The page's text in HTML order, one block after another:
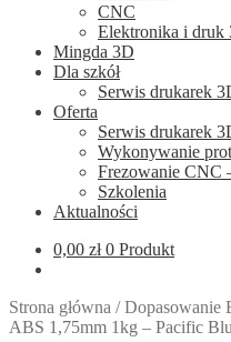
CNC
Elektronika i druk
Mingda 3D
Dla szkół
Serwis drukarek
Oferta
Serwis drukarek
Wykonywanie
Frezowanie CNC
Szkolenia
Aktualności
0,00 zł 0 Produkt
Strona główna /Dopasowanie
ABS 1,75mm 1kg – Pacific